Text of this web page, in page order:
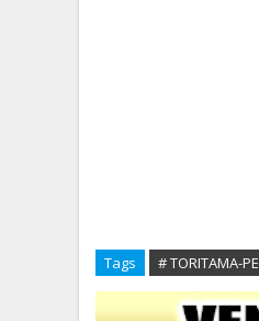
Tags # TORITAMA-PE